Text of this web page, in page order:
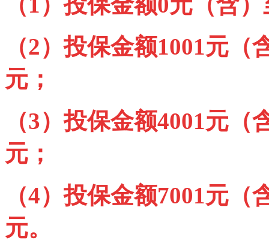
（2）投保金额1001元（
元；
（3）投保金额4001元（
元；
（4）投保金额7001元（
元。